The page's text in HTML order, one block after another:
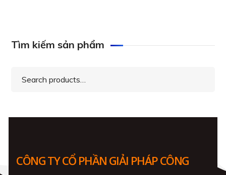
Tìm kiếm sản phẩm
Search
CÔNG TY CỔ PHẦN GIẢI PHÁP CÔNG